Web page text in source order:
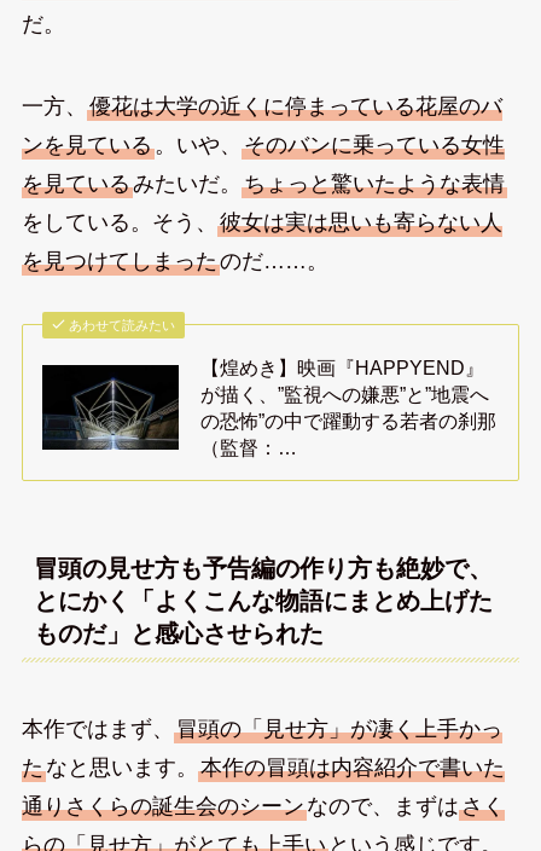
だ。
一方、 優花は大学の近くに停まっている花屋のバ
ンを見ている。いや、 そのバンに乗っている女性
を見ているみたいだ。 ちょっと驚いたような表情
をしている。そう、 彼女は実は思いも寄らない人
を見つけてしまったのだ……。
あわせて読みたい
【煌めき】映画『HAPPYEND』
が描く、”監視への嫌悪”と”地震へ
の恐怖”の中で躍動する若者の刹那
（監督：…
冒頭の見せ方も予告編の作り方も絶妙で、
とにかく「よくこんな物語にまとめ上げた
ものだ」と感心させられた
本作ではまず、 冒頭の「見せ方」が凄く上手かっ
たなと思います。 本作の冒頭は内容紹介で書いた
通りさくらの誕生会のシーンなので、まずはさく
らの「見せ方」がとても上手いという感じです。